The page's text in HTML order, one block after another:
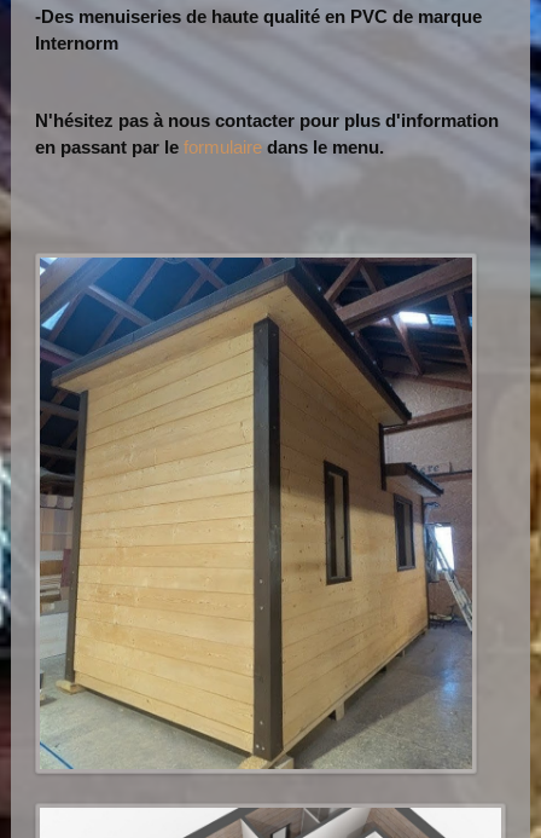
-Des menuiseries de haute qualité en PVC de marque
Internorm
N'hésitez pas à nous contacter pour plus d'information
en passant par le formulairedans le menu.